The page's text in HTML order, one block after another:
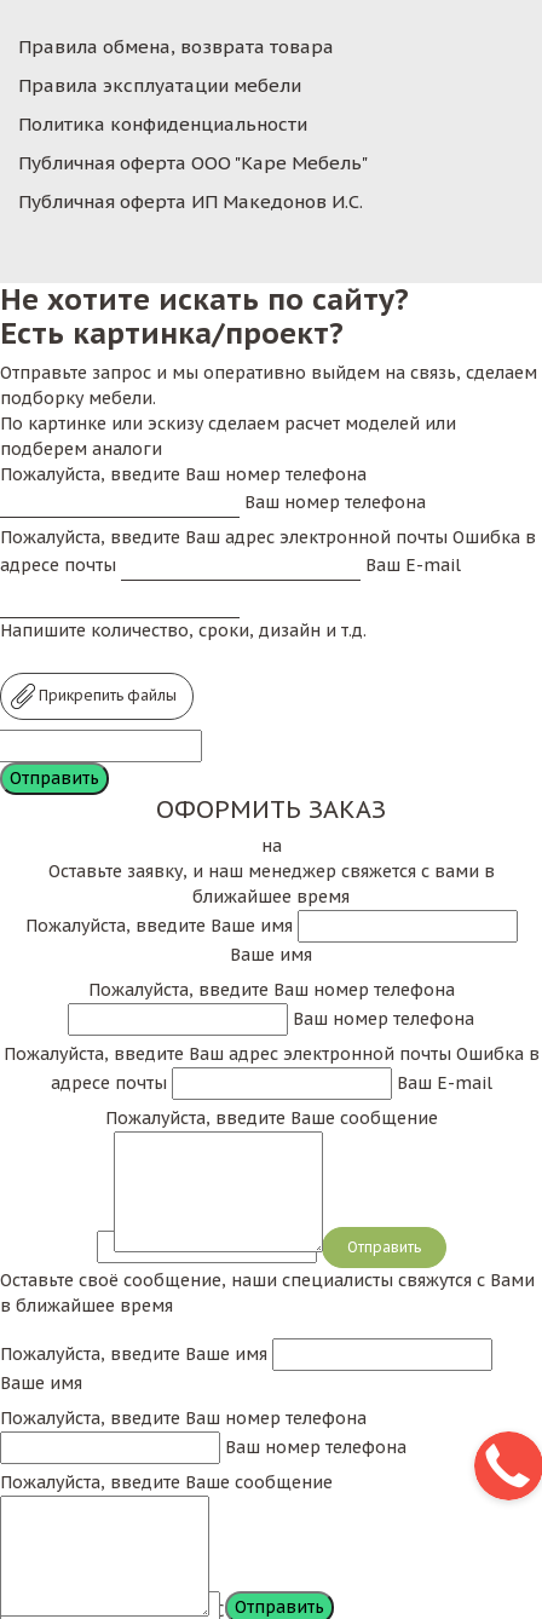
Правила обмена, возврата товара
Правила эксплуатации мебели
Политика конфиденциальности
Публичная оферта ООО "Каре Мебель"
Публичная оферта ИП Македонов И.С.
Не хотите искать по сайту?
Есть картинка/проект?
Отправьте запрос и мы оперативно выйдем на связь, сделаем
подборку мебели.
По картинке или эскизу сделаем расчет моделей или
подберем аналоги
Пожалуйста, введите Ваш номер телефона
Ваш номер телефона
Пожалуйста, введите Ваш адрес электронной почты Ошибка в
адресе почты
Ваш E-mail
Напишите количество, сроки, дизайн и т.д.
Прикрепить файлы
ОФОРМИТЬ ЗАКАЗ
на
Оставьте заявку, и наш менеджер свяжется с вами в
ближайшее время
Пожалуйста, введите Ваше имя
Ваше имя
Пожалуйста, введите Ваш номер телефона
Ваш номер телефона
Пожалуйста, введите Ваш адрес электронной почты Ошибка в
адресе почты
Ваш E-mail
Пожалуйста, введите Ваше сообщение
Сообщение
Оставьте своё сообщение, наши специалисты свяжутся с Вами
в ближайшее время
Пожалуйста, введите Ваше имя
Ваше имя
Пожалуйста, введите Ваш номер телефона
Ваш номер телефона
Пожалуйста, введите Ваше сообщение
Сообщение